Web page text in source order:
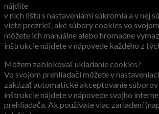
nájdite
v nich lištu s nastaveniami súkromia a v nej
viete prezrieť, aké súbory cookies vo
môžete ich manuálne alebo hromadne
inštrukcie nájdete v nápovede každého z
Môžem zablokovať ukladanie cookies?
Vo svojom prehliadači môžete v
zakázať automatické akceptovanie
inštrukcie nájdete v nápovede svojho
prehliadača. Ak používate viac zariadení